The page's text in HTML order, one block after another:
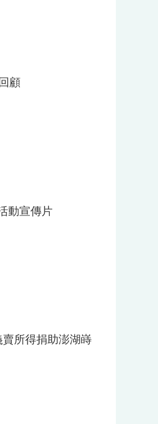
顧
動宣傳片
所得捐助澎湖嵵